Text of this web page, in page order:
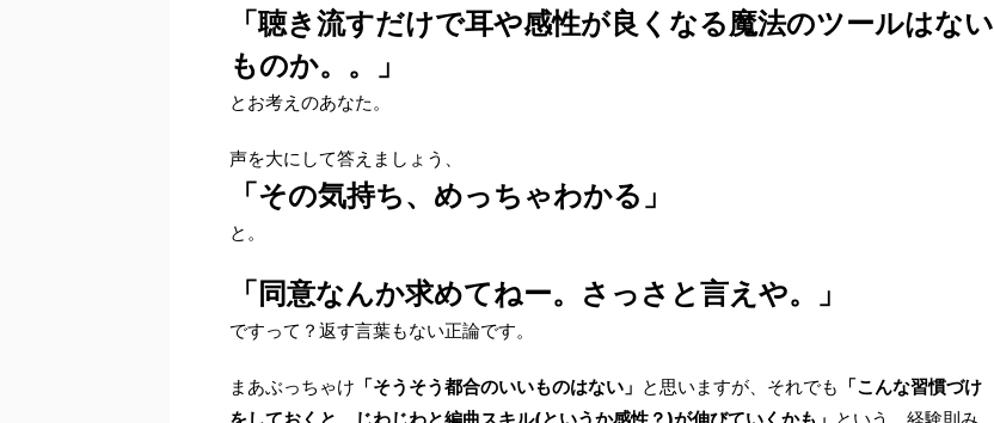
「聴き流すだけで耳や感性が良くなる魔法のツールはない
ものか。。」
とお考えのあなた。
声を大にして答えましょう、
「その気持ち、めっちゃわかる」
と。
「同意なんか求めてねー。さっさと言えや。」
ですって？返す言葉もない正論です。
まあぶっちゃけ 「そうそう都合のいいものはない」 と思いますが、それでも 「こんな習慣づけ